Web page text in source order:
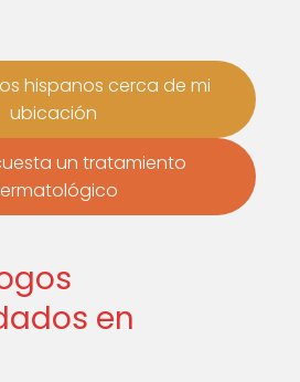
hispanos cerca de mi
ubicación
un tratamiento
en